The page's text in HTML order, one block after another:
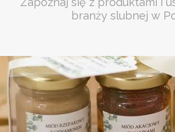
branży slubnej w